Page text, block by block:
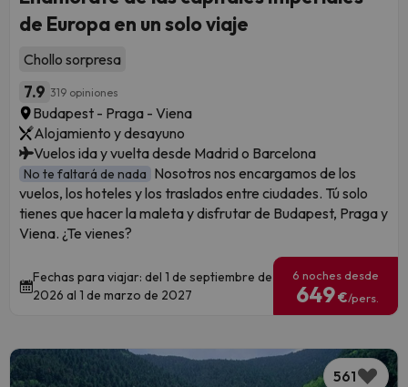
de Europa en un solo viaje
Chollo sorpresa
7.9 319 opiniones
Budapest - Praga - Viena
Alojamiento y desayuno
Vuelos ida y vuelta desde Madrid o Barcelona
No te faltará de nada Nosotros nos encargamos de los
vuelos, los hoteles y los traslados entre ciudades. Tú solo
tienes que hacer la maleta y disfrutar de Budapest, Praga y
Viena. ¿Te vienes?
Fechas para viajar: del 1 de septiembre de
2026 al 1 de marzo de 2027
6 noches desde
649€/pers.
561